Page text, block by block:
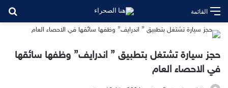
القائمة
حجز سيارة تشتغل بتطبيق ” اندرايف” وظفها سائقها
في الاحصاء العام